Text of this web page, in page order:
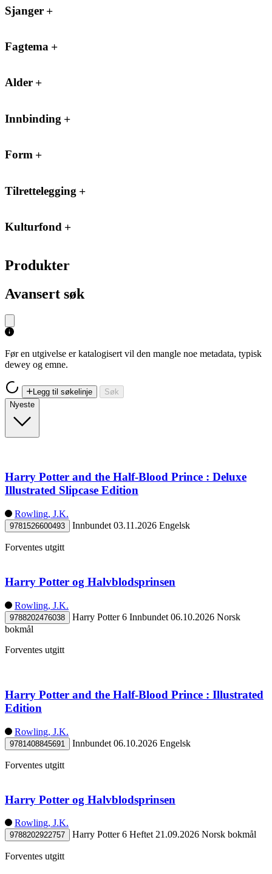
Sjanger
Fagtema
Alder
Innbinding
Form
Tilrettelegging
Kulturfond
Produkter
Avansert søk
Før en utgivelse er katalogisert vil den mangle noe metadata, typisk
dewey og emne.
Legg til søkelinje
Søk
Nyeste
Harry Potter and the Half-Blood Prince : Deluxe
Illustrated Slipcase Edition
Rowling, J.K.
9781526600493 Innbundet 03.11.2026 Engelsk
Forventes utgitt
Harry Potter og Halvblodsprinsen
Rowling, J.K.
9788202476038 Harry Potter 6 Innbundet 06.10.2026 Norsk
bokmål
Forventes utgitt
Harry Potter and the Half-Blood Prince : Illustrated
Edition
Rowling, J.K.
9781408845691 Innbundet 06.10.2026 Engelsk
Forventes utgitt
Harry Potter og Halvblodsprinsen
Rowling, J.K.
9788202922757 Harry Potter 6 Heftet 21.09.2026 Norsk bokmål
Forventes utgitt